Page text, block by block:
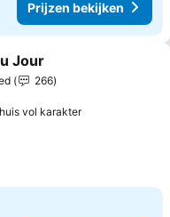
Prijzen bekijken
aan favorieten
Jour
266
vol karakter